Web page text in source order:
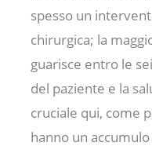
spesso un
chirurgica; la
guarisce entro le
del paziente e la
cruciale qui, come
hanno un